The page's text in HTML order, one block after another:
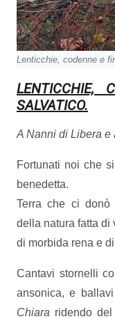
Lenticchie, codenne e
LENTICCHIE,
SALVATICO.
A Nanni di Libera e
Fortunati noi che
benedetta.
Terra che ci donò
della natura fatta di
di morbida rena e
Cantavi stornelli
ansonica, e
Chiara ridendo